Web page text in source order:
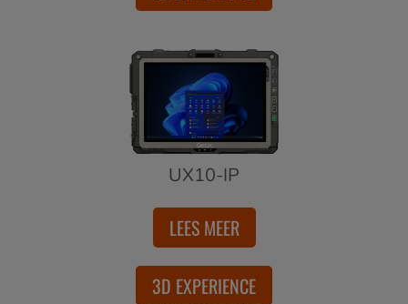
UX10-IP
LEES MEER
3D EXPERIENCE